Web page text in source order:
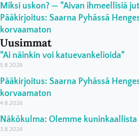
Miksi uskon? — ”Aivan ihmeellisiä
Pääkirjoitus: Saarna Pyhässä
korvaamaton
Uusimmat
”Ai näinkin voi katuevankelioida”
5.8.2026
Pääkirjoitus: Saarna Pyhässä
korvaamaton
4.8.2026
Näkökulma: Olemme kuninkaallista
3.8.2026